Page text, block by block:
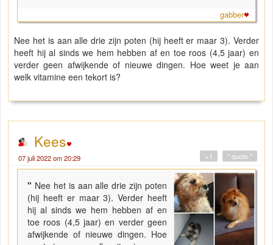
gabber
Nee het is aan alle drie zijn poten (hij heeft er maar 3). Verder
heeft hij al sinds we hem hebben af en toe roos (4,5 jaar) en
verder geen afwijkende of nieuwe dingen. Hoe weet je aan
welk vitamine een tekort is?
Kees
07 juli 2022 om 20:29 " quote "
+1
" Nee het is aan alle drie zijn poten
(hij heeft er maar 3). Verder heeft
hij al sinds we hem hebben af en
toe roos (4,5 jaar) en verder geen
afwijkende of nieuwe dingen. Hoe